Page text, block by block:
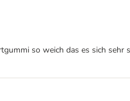
so weich das es sich sehr